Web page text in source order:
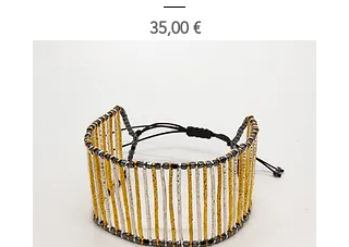
Prix
35,00 €